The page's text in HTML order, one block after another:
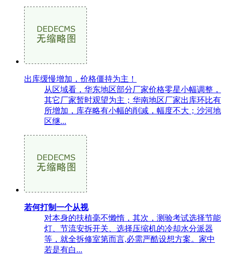
出库缓慢增加，价格僵持为主！
从区域看，华东地区部分厂家价格零星小幅调整，
其它厂家暂时观望为主；华南地区厂家出库环比有
所增加，库存略有小幅的削减，幅度不大；沙河地
区继...
若何打制一个从视
对本身的扶植毫不懒惰，其次，测验考试选择节能
灯、节流安拆开关、选择压缩机的冷却水分派器
等，就全拆修室第而言,必需严酷设想方案。家中
若是有白...